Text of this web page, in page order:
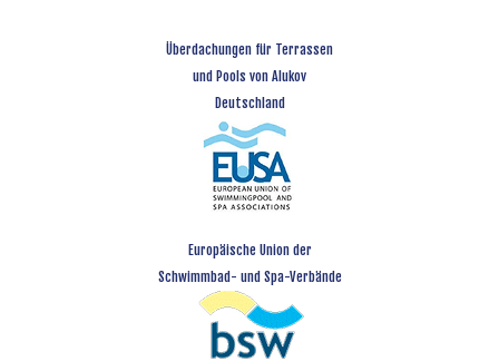
Überdachungen für Terrassen
und Pools von Alukov
Deutschland
Europäische Union der
Schwimmbad- und Spa-Verbände